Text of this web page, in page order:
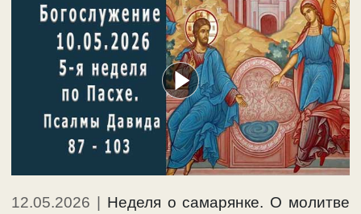
12.05.2026 | Неделя о самарянке. О молитве